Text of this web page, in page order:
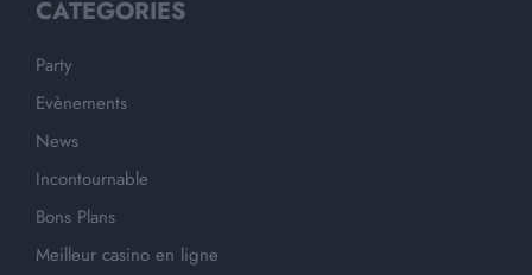
CATEGORIES
Party
Evènements
News
Incontournable
Bons Plans
Meilleur casino en ligne